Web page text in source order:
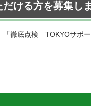
ける方を募集し
「徹底点検 TOKYOサポ